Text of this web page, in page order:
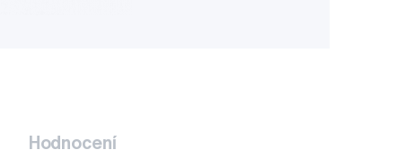
Hodnocení